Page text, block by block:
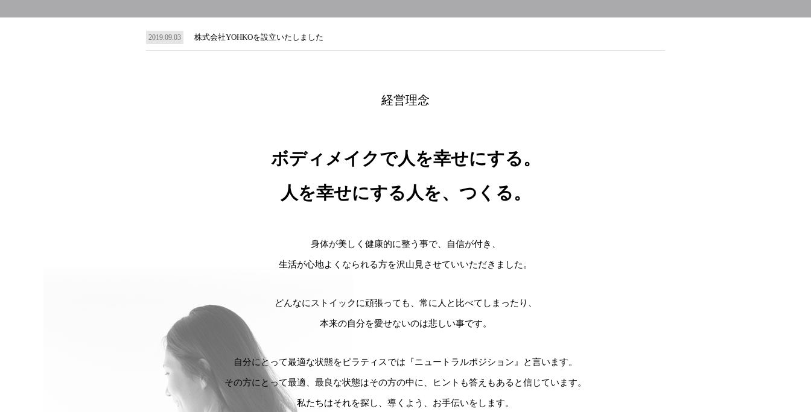
2019.09.03 株式会社YOHKOを設立いたしました
経営理念
ボディメイクで人を幸せにする。
人を幸せにする人を、つくる。
身体が美しく健康的に整う事で、自信が付き、
生活が心地よくなられる方を沢山見させていいただきました。
どんなにストイックに頑張っても、 常に人と比べてしまったり、
本来の自分を愛せないのは悲しい事です。
自分にとって最適な状態をピラティスでは 『ニュートラルポジション』と言います。
その方にとって最適、最良な状態はその方の中に、ヒントも答えもあると信じています。
私たちはそれを探し、導くよう、お手伝いをします。